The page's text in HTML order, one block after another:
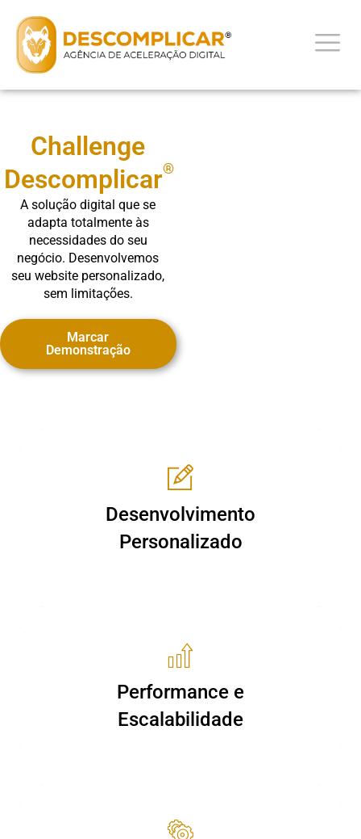
Challenge
Descomplicar®
A solução digital que se
adapta totalmente às
necessidades do seu
negócio. Desenvolvemos
seu website personalizado,
sem limitações.
Marcar
Demonstração
Desenvolvimento
Personalizado
Desenvolvimento
Personalizado
Performance e
Escalabilidade
Performance e
Escalabilidade